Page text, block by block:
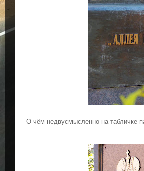
О чём недвусмысленно на табличке